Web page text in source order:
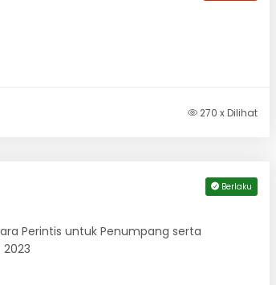
270 x Dilihat
Berlaku
Perintis untuk Penumpang serta